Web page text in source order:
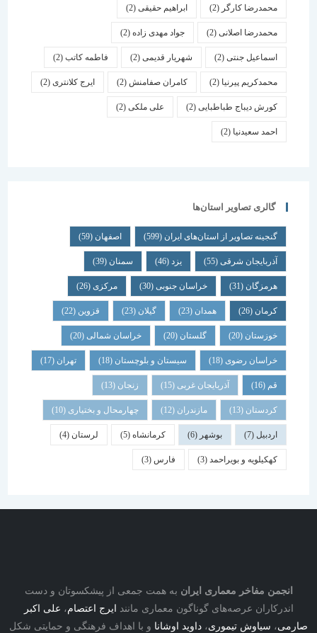
محمدرضا کارگر(2) ابراهیم حقیقی(2)
محمدرضا اصلانی(2) جواد مهدی زاده(2)
اسماعیل جنتی(2) شهریار قدیمی(2) فاطمه کاتب(2)
محمدکریم پیرنیا (2) کامران صفامنش(2) ایرج کلانتری (2)
کورش دیباج طباطبایی(2) علی ملکی(2)
احمد سعیدنیا (2)
گالری تصاویر استان‌ها
گنجینه تصاویر از استان‌های ایران(599) اصفهان (59)
آذربایجان شرقی(55) یزد سمنان (39)
هرمزگان(31) خراسان جنوبی(30) مرکزی (26)
همدان گیلان قزوین
خوزستان(20) گلستان (20) خراسان شمالی(20)
خراسان رضوی(18) سیستان و بلوچستان(18) تهران
آذربایجان غربی(15) زنجان
کردستان(13) مازندران(12) چهارمحال و بختیاری (10)
بوشهر کرمانشاه(5) لرستان (4)
کهکیلویه و بویراحمد(3) فارس
مفاخر معماری ایرانبه همت جمعی از پیشکسوتان و دست
عرصه‌های گوناگون معماری مانندایرج اعتصام،علی اکبر
،سیاوش تیموری،داوید اوشانا و با اهداف فرهنگی و حمایتی شکل